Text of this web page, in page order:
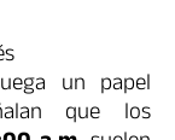
un papel
que los